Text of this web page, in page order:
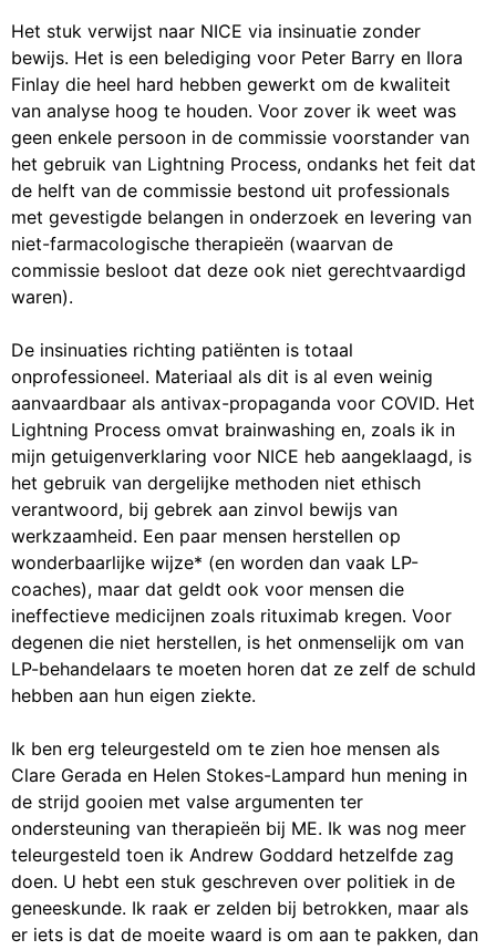
Het stuk verwijst naar NICE via insinuatie zonder
bewijs. Het is een belediging voor Peter Barry en Ilora
Finlay die heel hard hebben gewerkt om de kwaliteit
van analyse hoog te houden. Voor zover ik weet was
geen enkele persoon in de commissie voorstander van
het gebruik van Lightning Process, ondanks het feit dat
de helft van de commissie bestond uit professionals
met gevestigde belangen in onderzoek en levering van
niet-farmacologische therapieën (waarvan de
commissie besloot dat deze ook niet gerechtvaardigd
waren).
De insinuaties richting patiënten is totaal
onprofessioneel. Materiaal als dit is al even weinig
aanvaardbaar als antivax-propaganda voor COVID. Het
Lightning Process omvat brainwashing en, zoals ik in
mijn getuigenverklaring voor NICE heb aangeklaagd, is
het gebruik van dergelijke methoden niet ethisch
verantwoord, bij gebrek aan zinvol bewijs van
werkzaamheid. Een paar mensen herstellen op
wonderbaarlijke wijze* (en worden dan vaak LP-
coaches), maar dat geldt ook voor mensen die
ineffectieve medicijnen zoals rituximab kregen. Voor
degenen die niet herstellen, is het onmenselijk om van
LP-behandelaars te moeten horen dat ze zelf de schuld
hebben aan hun eigen ziekte.
Ik ben erg teleurgesteld om te zien hoe mensen als
Clare Gerada en Helen Stokes-Lampard hun mening in
de strijd gooien met valse argumenten ter
ondersteuning van therapieën bij ME. Ik was nog meer
teleurgesteld toen ik Andrew Goddard hetzelfde zag
doen. U hebt een stuk geschreven over politiek in de
geneeskunde. Ik raak er zelden bij betrokken, maar als
er iets is dat de moeite waard is om aan te pakken, dan